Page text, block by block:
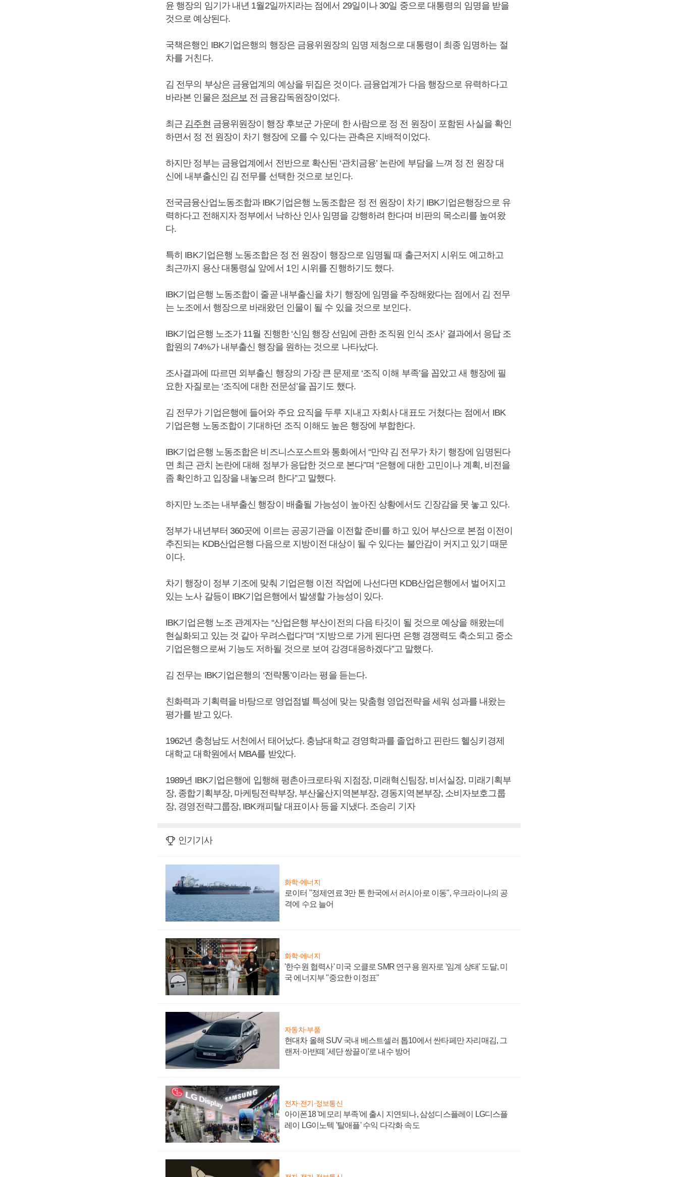
윤 행장의 임기가 내년 1월2일까지라는 점에서 29일이나 30일 중으로 대통령의 임명을 받을
것으로 예상된다.
국책은행인 IBK기업은행의 행장은 금융위원장의 임명 제청으로 대통령이 최종 임명하는 절
차를 거친다.
김 전무의 부상은 금융업계의 예상을 뒤집은 것이다. 금융업계가 다음 행장으로 유력하다고
바라본 인물은 정은보 전 금융감독원장이었다.
최근 김주현 금융위원장이 행장 후보군 가운데 한 사람으로 정 전 원장이 포함된 사실을 확인
하면서 정 전 원장이 차기 행장에 오를 수 있다는 관측은 지배적이었다.
하지만 정부는 금융업계에서 전반으로 확산된 ‘관치금융’ 논란에 부담을 느껴 정 전 원장 대
신에 내부출신인 김 전무를 선택한 것으로 보인다.
전국금융산업노동조합과 IBK기업은행 노동조합은 정 전 원장이 차기 IBK기업은행장으로 유
력하다고 전해지자 정부에서 낙하산 인사 임명을 강행하려 한다며 비판의 목소리를 높여왔
다.
특히 IBK기업은행 노동조합은 정 전 원장이 행장으로 임명될 때 출근저지 시위도 예고하고
최근까지 용산 대통령실 앞에서 1인 시위를 진행하기도 했다.
IBK기업은행 노동조합이 줄곧 내부출신을 차기 행장에 임명을 주장해왔다는 점에서 김 전무
는 노조에서 행장으로 바래왔던 인물이 될 수 있을 것으로 보인다.
IBK기업은행 노조가 11월 진행한 ‘신임 행장 선임에 관한 조직원 인식 조사’ 결과에서 응답 조
합원의 74%가 내부출신 행장을 원하는 것으로 나타났다.
조사결과에 따르면 외부출신 행장의 가장 큰 문제로 ‘조직 이해 부족’을 꼽았고 새 행장에 필
요한 자질로는 ‘조직에 대한 전문성’을 꼽기도 했다.
김 전무가 기업은행에 들어와 주요 요직을 두루 지내고 자회사 대표도 거쳤다는 점에서 IBK
기업은행 노동조합이 기대하던 조직 이해도 높은 행장에 부합한다.
IBK기업은행 노동조합은 비즈니스포스트와 통화에서 “만약 김 전무가 차기 행장에 임명된다
면 최근 관치 논란에 대해 정부가 응답한 것으로 본다”며 “은행에 대한 고민이나 계획, 비전을
좀 확인하고 입장을 내놓으려 한다”고 말했다.
하지만 노조는 내부출신 행장이 배출될 가능성이 높아진 상황에서도 긴장감을 못 놓고 있다.
정부가 내년부터 360곳에 이르는 공공기관을 이전할 준비를 하고 있어 부산으로 본점 이전이
추진되는 KDB산업은행 다음으로 지방이전 대상이 될 수 있다는 불안감이 커지고 있기 때문
이다.
차기 행장이 정부 기조에 맞춰 기업은행 이전 작업에 나선다면 KDB산업은행에서 벌어지고
있는 노사 갈등이 IBK기업은행에서 발생할 가능성이 있다.
IBK기업은행 노조 관계자는 “산업은행 부산이전의 다음 타깃이 될 것으로 예상을 해왔는데
현실화되고 있는 것 같아 우려스럽다”며 “지방으로 가게 된다면 은행 경쟁력도 축소되고 중소
기업은행으로써 기능도 저하될 것으로 보여 강경대응하겠다”고 말했다.
김 전무는 IBK기업은행의 ‘전략통’이라는 평을 듣는다.
친화력과 기획력을 바탕으로 영업점별 특성에 맞는 맞춤형 영업전략을 세워 성과를 내왔는
평가를 받고 있다.
1962년 충청남도 서천에서 태어났다. 충남대학교 경영학과를 졸업하고 핀란드 헬싱키경제
대학교 대학원에서 MBA를 받았다.
1989년 IBK기업은행에 입행해 평촌아크로타워 지점장, 미래혁신팀장, 비서실장, 미래기획부
장, 종합기획부장, 마케팅전략부장, 부산울산지역본부장, 경동지역본부장, 소비자보호그룹
장, 경영전략그룹장, IBK캐피탈 대표이사 등을 지냈다. 조승리 기자
인기기사
화학·에너지
로이터 "정제연료 3만 톤 한국에서 러시아로 이동", 우크라이나의 공
격에 수요 늘어
화학·에너지
'한수원 협력사' 미국 오클로 SMR 연구용 원자로 '임계 상태' 도달, 미
국 에너지부 "중요한 이정표"
자동차·부품
현대차 올해 SUV 국내 베스트셀러 톱10에서 싼타페만 자리매김, 그
랜저·아반떼 '세단 쌍끌이'로 내수 방어
전자·전기·정보통신
아이폰18 '메모리 부족'에 출시 지연되나, 삼성디스플레이 LG디스플
레이 LG이노텍 '탈애플' 수익 다각화 속도